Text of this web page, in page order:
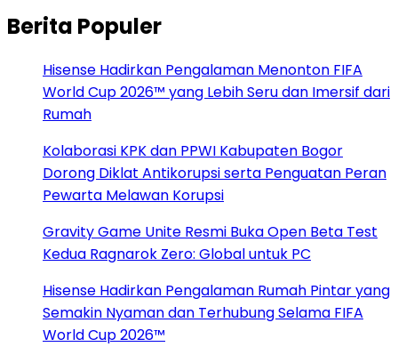
Berita Populer
Hisense Hadirkan Pengalaman Menonton FIFA
World Cup 2026™ yang Lebih Seru dan Imersif dari
Rumah
Kolaborasi KPK dan PPWI Kabupaten Bogor
Dorong Diklat Antikorupsi serta Penguatan Peran
Pewarta Melawan Korupsi
Gravity Game Unite Resmi Buka Open Beta Test
Kedua Ragnarok Zero: Global untuk PC
Hisense Hadirkan Pengalaman Rumah Pintar yang
Semakin Nyaman dan Terhubung Selama FIFA
World Cup 2026™